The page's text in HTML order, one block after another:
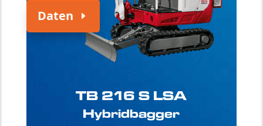
TB 216 S LSA
Hybridbagger
Daten